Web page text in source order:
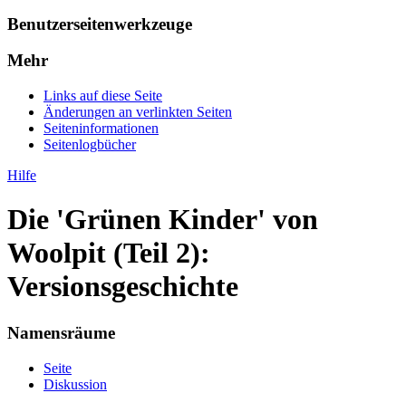
Benutzerseitenwerkzeuge
Mehr
Links auf diese Seite
Änderungen an verlinkten Seiten
Seiten­informationen
Seitenlogbücher
Hilfe
Die 'Grünen Kinder' von
Woolpit (Teil 2):
Versionsgeschichte
Namensräume
Seite
Diskussion